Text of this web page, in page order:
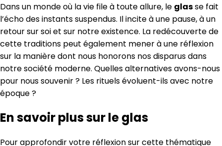
Dans un monde où la vie file à toute allure, le glasse fait
l’écho des instants suspendus. Il incite à une pause, à un
retour sur soi et sur notre existence. La redécouverte de
cette traditions peut également mener à une réflexion
sur la manière dont nous honorons nos disparus dans
notre société moderne. Quelles alternatives avons-nous
pour nous souvenir ? Les rituels évoluent-ils avec notre
époque ?
En savoir plus sur le glas
Pour approfondir votre réflexion sur cette thématique